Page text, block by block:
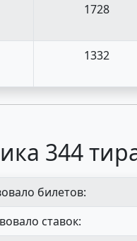
1728
1332
344
билетов:
ставок: